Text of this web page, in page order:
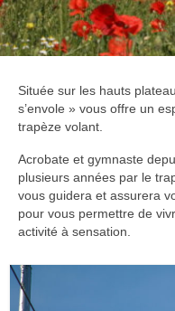
Située sur les hauts
s’envole » vous offre un
trapèze volant.
Acrobate et gymnaste
plusieurs années par le
vous guidera et assurera
pour vous permettre de
activité à sensation.